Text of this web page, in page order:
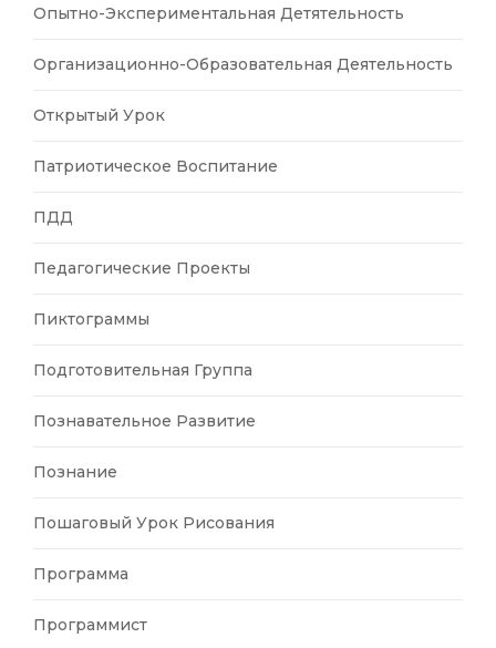
Опытно-Экспериментальная Детятельность
Организационно-Образовательная Деятельность
Открытый Урок
Патриотическое Воспитание
ПДД
Педагогические Проекты
Пиктограммы
Подготовительная Группа
Познавательное Развитие
Познание
Пошаговый Урок Рисования
Программа
Программист